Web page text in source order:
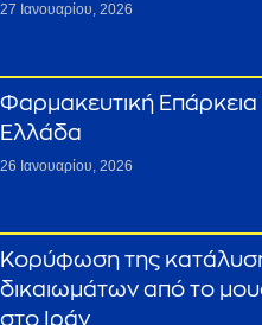
27 Ιανουαρίου, 2026
Φαρμακευτική Επάρκεια
Ελλάδα
26 Ιανουαρίου, 2026
Κορύφωση της
δικαιωμάτων από το
στο Ιράν